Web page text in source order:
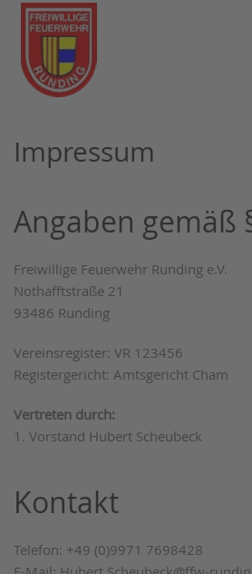
Zum Hauptinhalt springen
Impressum
Angaben gemäß
Freiwillige Feuerwehr Runding e.V.
Nothafftstraße 21
93486 Runding
Vereinsregister: VR 123456
Registergericht: Amtsgericht Cham
Vertreten durch:
1. Vorstand Hubert Scheubeck
Kontakt
Telefon: +49 (0)9971 7698428